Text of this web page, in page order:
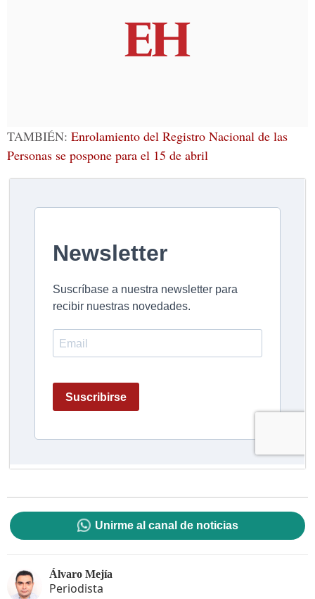
TAMBIÉN: Enrolamiento del Registro Nacional de las
Personas se pospone para el 15 de abril
Unirme al canal de noticias
Álvaro Mejía
Periodista